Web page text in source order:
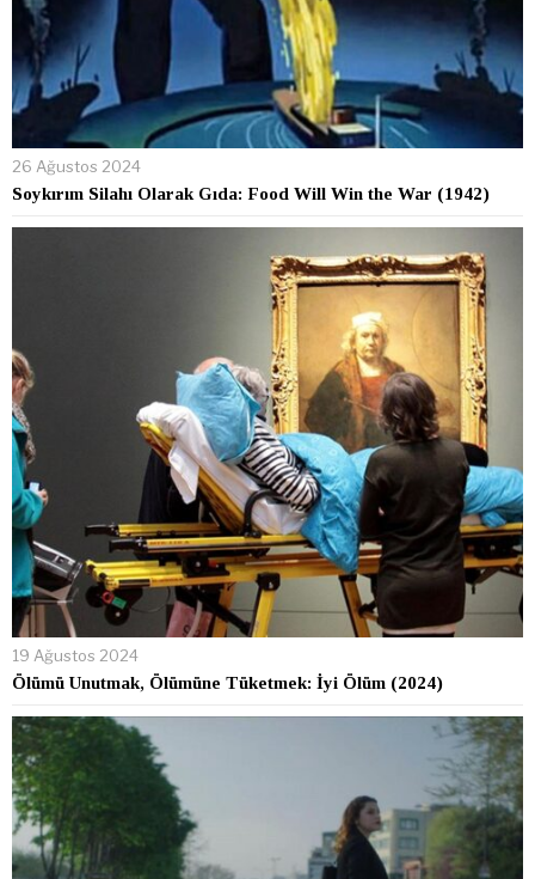
26 Ağustos 2024
Soykırım Silahı Olarak Gıda: Food Will Win the War (1942)
19 Ağustos 2024
Ölümü Unutmak, Ölümüne Tüketmek: İyi Ölüm (2024)